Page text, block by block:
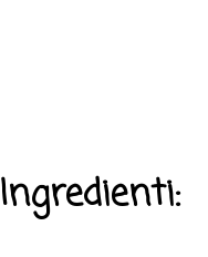
Ingredienti: